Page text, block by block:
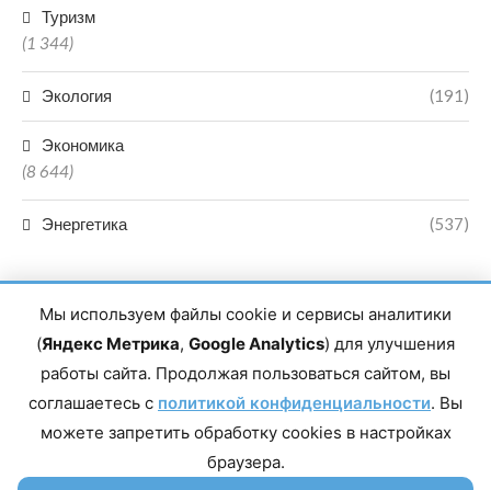
Туризм
(1 344)
Экология (191)
Экономика
(8 644)
Энергетика (537)
Главный редактор сетевого издания Магомаев Тимур Нухович.
Контакты редакции: 8(988)-292-94-34 Почта: vestiskfo@gmail.com По
Республика Дагестан, г. Махачкала, пр-т Насрутдинова, д. 1а. Все
права защищены. Копирование и использование полных материалов
запрещено, частичное цитирование возможно только при условии
Мы используем файлы cookie и сервисы аналитики
(Яндекс Метрика, Google Analytics) для улучшения
работы сайта. Продолжая пользоваться сайтом, вы
соглашаетесь с политикой конфиденциальности. Вы
можете запретить обработку cookies в настройках
браузера.